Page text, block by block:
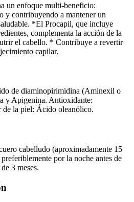
un enfoque multi-beneficio:
y contribuyendo a mantener un
*El Procapil, que incluye
complementa la acción de la
el cabello. * Contribuye a revertir
capilar.
de diaminopirimidina (Aminexil o
y Apigenina. Antioxidante:
la piel: Ácido oleanólico.
cabelludo (aproximadamente 15
por la noche antes de
3 meses.